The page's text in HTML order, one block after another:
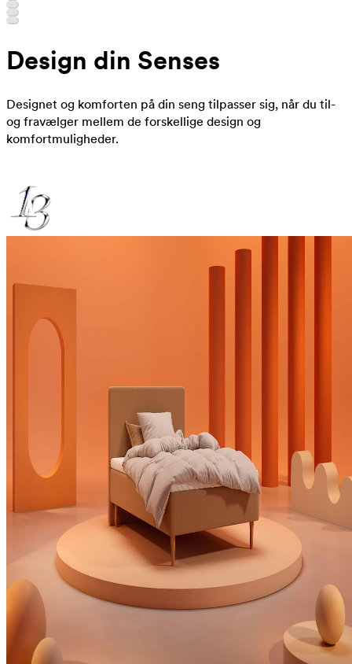
Design din Senses
Designet og komforten på din seng tilpasser sig, når du til-
og fravælger mellem de forskellige design og
komfortmuligheder.